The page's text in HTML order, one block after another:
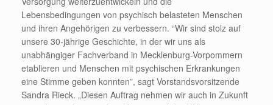
Lebensbedingungen von psychisch belasteten Menschen
und ihren Angehörigen zu verbessern. “Wir sind stolz auf
unsere 30-jährige Geschichte, in der wir uns als
unabhängiger Fachverband in Mecklenburg-Vorpommern
etablieren und Menschen mit psychischen Erkrankungen
eine Stimme geben konnten”, sagt Vorstandsvorsitzende
Sandra Rieck. „Diesen Auftrag nehmen wir auch in Zukunft